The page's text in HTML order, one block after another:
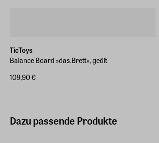
TicToys
Balance Board »das.Brett«, geölt
109,90 €
Dazu passende Produkte